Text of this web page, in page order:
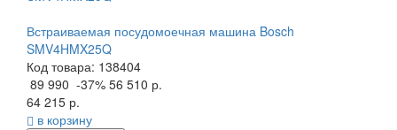
Встраиваемая посудомоечная машина Bosch
SMV4HMX25Q
Код товара: 138404
89 990 -37% 56 510 р.
64 215 р.
в корзину